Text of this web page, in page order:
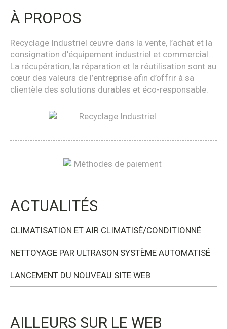
À PROPOS
Recyclage Industriel œuvre dans la vente, l’achat et la
consignation d’équipement industriel et commercial.
La récupération, la réparation et la réutilisation sont au
cœur des valeurs de l’entreprise afin d’offrir à sa
clientèle des solutions durables et éco-responsable.
ACTUALITÉS
CLIMATISATION ET AIR CLIMATISÉ/CONDITIONNÉ
NETTOYAGE PAR ULTRASON SYSTÈME AUTOMATISÉ
LANCEMENT DU NOUVEAU SITE WEB
AILLEURS SUR LE WEB